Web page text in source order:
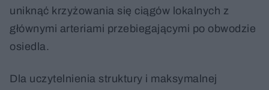
uniknąć krzyżowania się ciągów lokalnych z
głównymi arteriami przebiegającymi po obwodzie
osiedla.
Dla uczytelnienia struktury i maksymalnej